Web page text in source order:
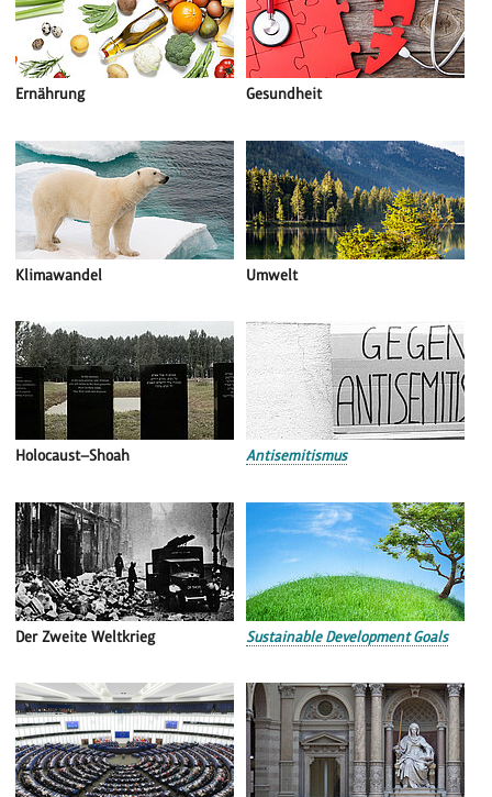
Ernährung Gesundheit
Klimawandel Umwelt
Holocaust—Shoah Antisemitismus
Der Zweite Weltkrieg Sustainable Development Goals